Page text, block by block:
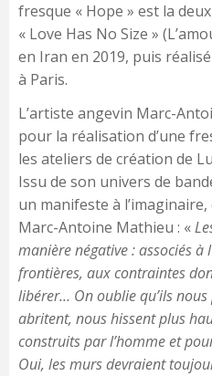
fresque « Hope » est la
« Love Has No Size »
en Iran en 2019, puis
à Paris.
L’artiste angevin Marc-
pour la réalisation d’une
les ateliers de création de
Issu de son univers de
un manifeste à l’imaginaire,
Marc-Antoine Mathieu : «
manière négative : associés à
frontières, aux contraintes
libérer… On oublie qu’ils
abritent, nous hissent plus
construits par l’homme et
Oui, les murs devraient